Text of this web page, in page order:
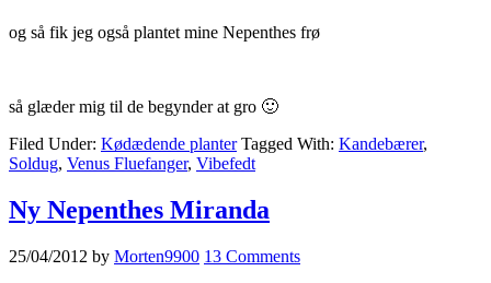
og så fik jeg også plantet mine Nepenthes frø
så glæder mig til de begynder at gro 🙂
Filed Under: Kødædende planter Tagged With: Kandebærer,
Soldug, Venus Fluefanger, Vibefedt
Ny Nepenthes Miranda
25/04/2012 by Morten9900 13 Comments